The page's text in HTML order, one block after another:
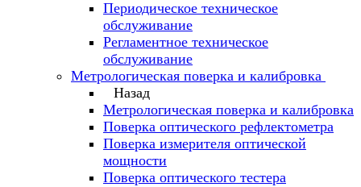
Периодическое техническое
обслуживание
Регламентное техническое
обслуживание
Метрологическая поверка и калибровка
Назад
Метрологическая поверка и калибровка
Поверка оптического рефлектометра
Поверка измерителя оптической
мощности
Поверка оптического тестера